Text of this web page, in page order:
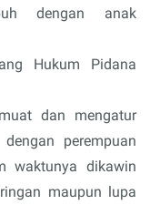
dengan anak
Hukum Pidana
dan mengatur
perempuan
waktunya dikawin
maupun lupa